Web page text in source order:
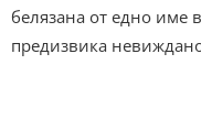
белязана от едно име
предизвика